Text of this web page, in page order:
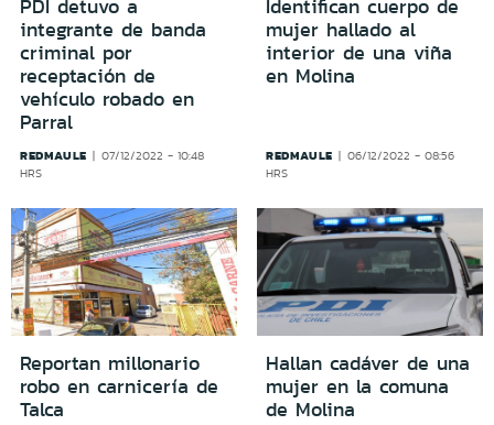
PDI detuvo a
integrante de banda
criminal por
receptación de
vehículo robado en
Parral
REDMAULE
07/12/2022 - 10:48
HRS
Identifican cuerpo de
mujer hallado al
interior de una viña
en Molina
REDMAULE
06/12/2022 - 08:56
HRS
Reportan millonario
robo en carnicería de
Talca
Hallan cadáver de una
mujer en la comuna
de Molina